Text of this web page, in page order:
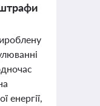
енергії,